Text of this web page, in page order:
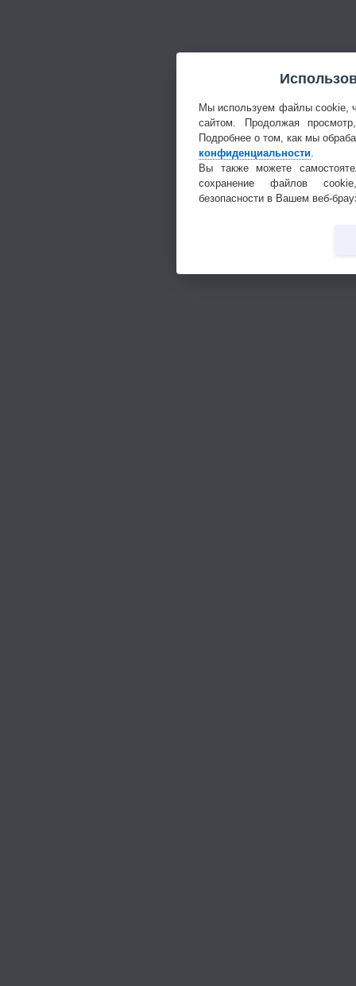
Мы используем файлы cookie,
сайтом. Продолжая
Подробнее о том, как мы
конфиденциальности
Вы также можете
сохранение файлов
безопасности в Вашем веб-